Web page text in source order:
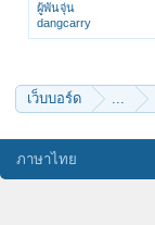
ผู้พันจุ่น
dangcarry
เว็บบอร์ด ...
ภาษาไทย